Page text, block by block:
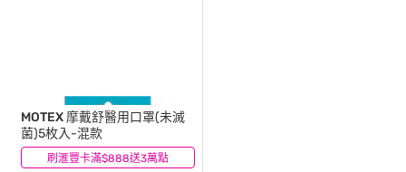
刷滙豐卡滿$888送3萬點
MOTEX 摩戴舒醫用口罩(未滅
菌)5枚入-混款
(1)